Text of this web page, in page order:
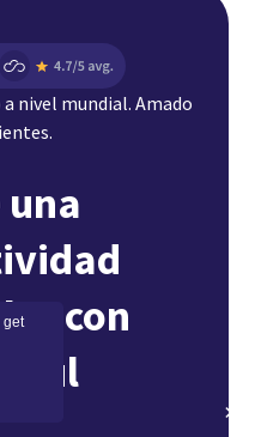
get
×
nivel mundial. Amado
una
con